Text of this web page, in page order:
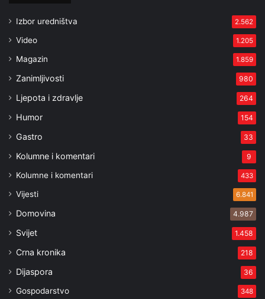
Izbor uredništva 2.562
Video 1.205
Magazin 1.859
Zanimljivosti 980
Ljepota i zdravlje 264
Humor 154
Gastro 33
Kolumne i komentari 9
Kolumne i komentari 433
Vijesti 6.841
Domovina 4.987
Svijet 1.458
Crna kronika 218
Dijaspora 36
Gospodarstvo 348